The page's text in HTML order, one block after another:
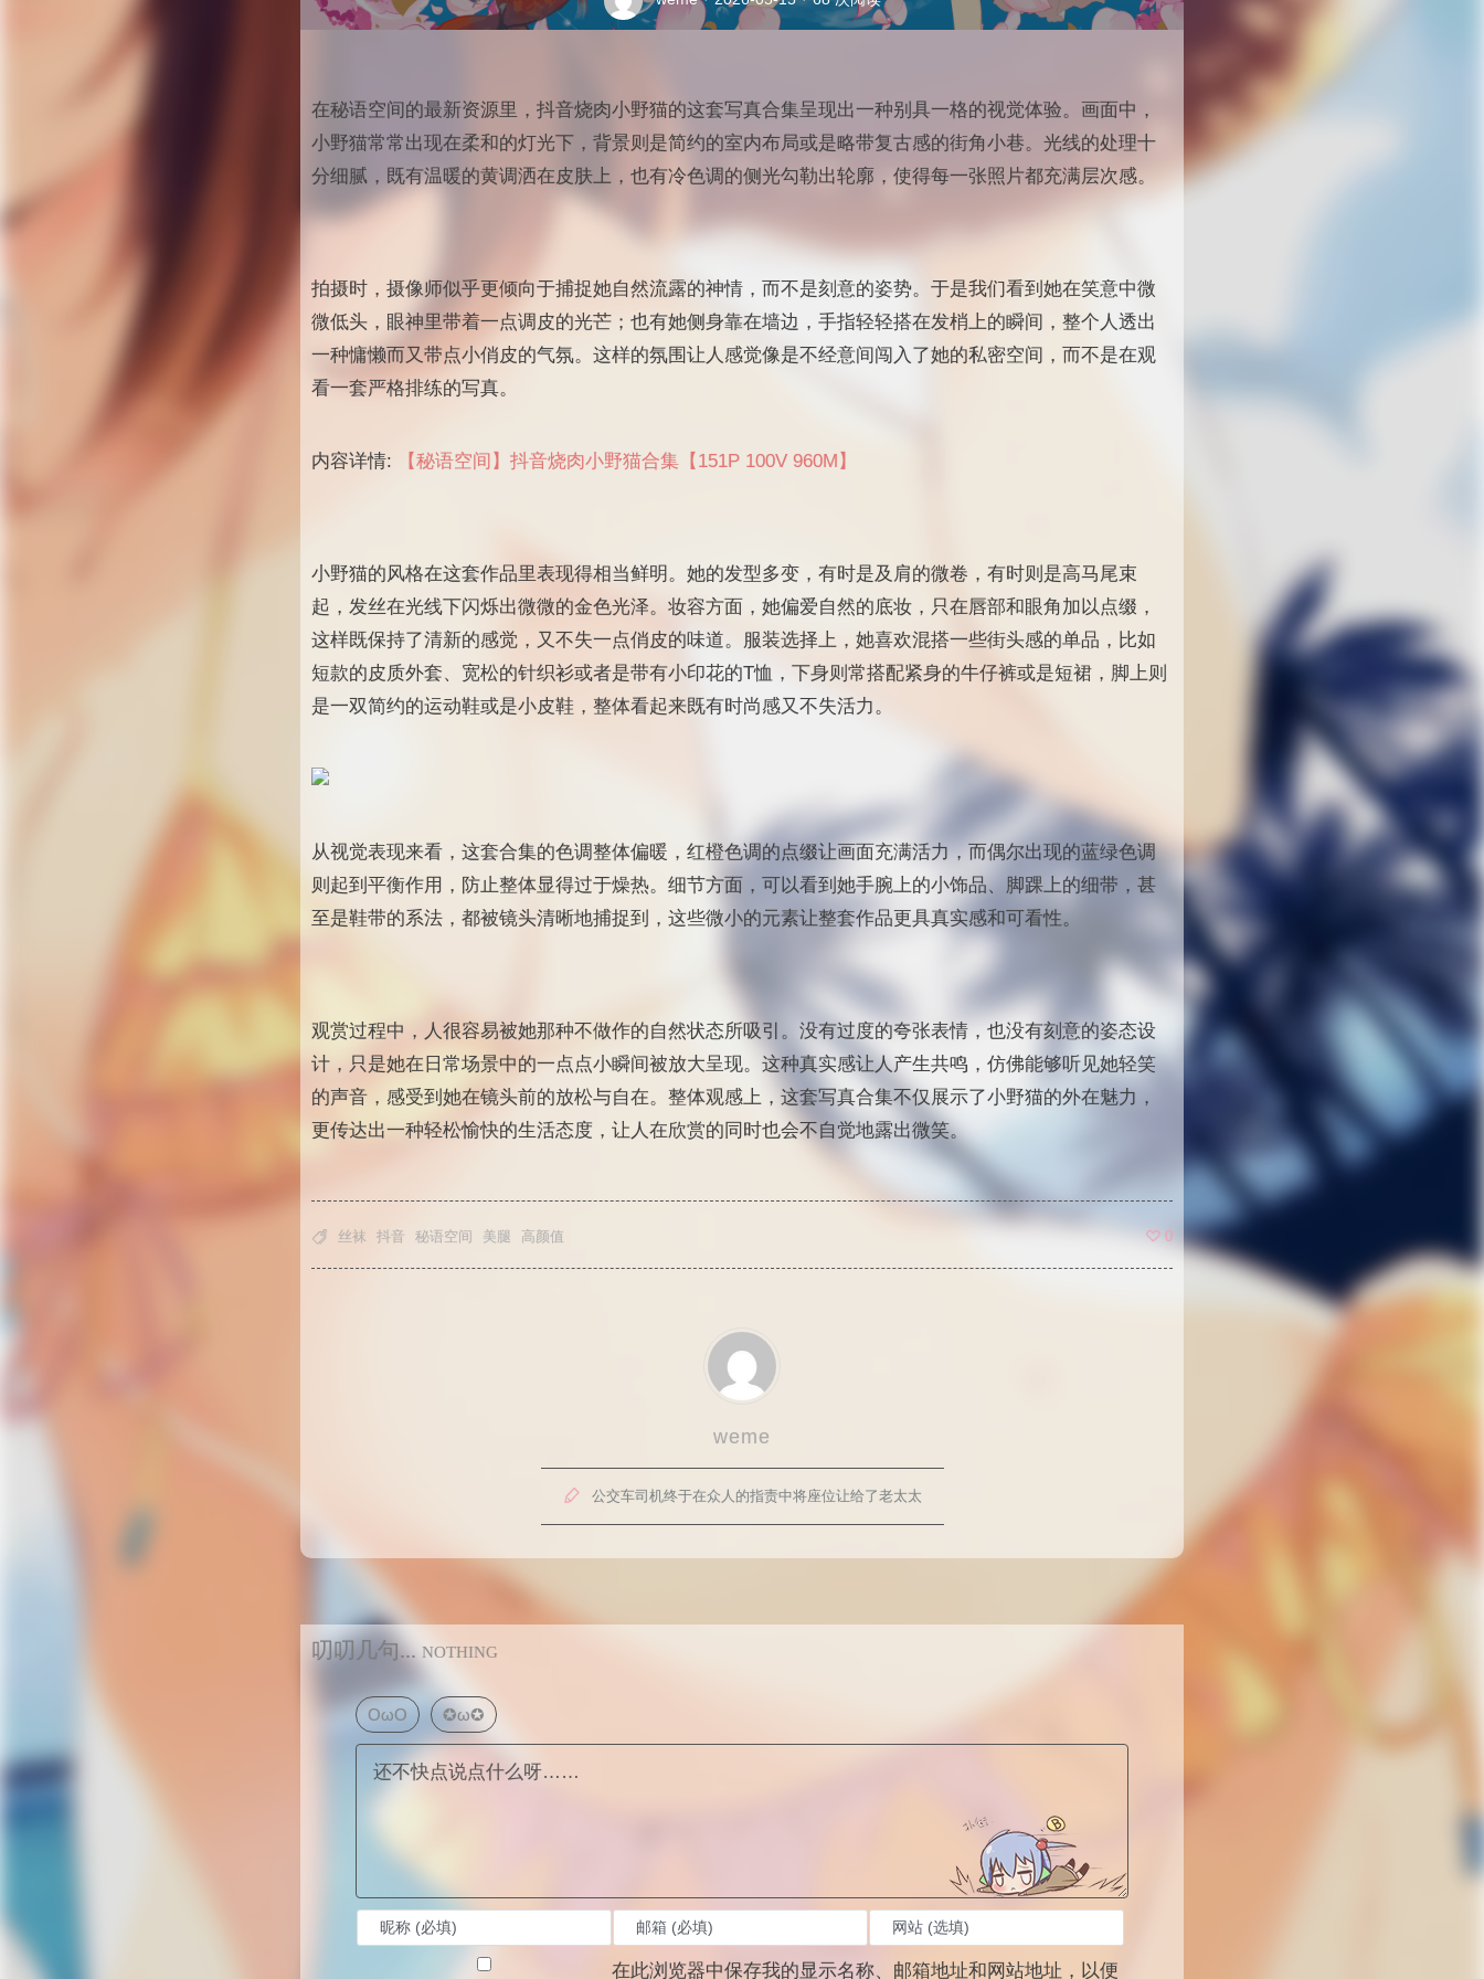
在秘语空间的最新资源里，抖音烧肉小野猫的这套写真合集呈现出一种别具一格的视觉体验。画面中，
小野猫常常出现在柔和的灯光下，背景则是简约的室内布局或是略带复古感的街角小巷。光线的处理十
分细腻，既有温暖的黄调洒在皮肤上，也有冷色调的侧光勾勒出轮廓，使得每一张照片都充满层次感。
拍摄时，摄像师似乎更倾向于捕捉她自然流露的神情，而不是刻意的姿势。于是我们看到她在笑意中微
微低头，眼神里带着一点调皮的光芒；也有她侧身靠在墙边，手指轻轻搭在发梢上的瞬间，整个人透出
一种慵懒而又带点小俏皮的气氛。这样的氛围让人感觉像是不经意间闯入了她的私密空间，而不是在观
看一套严格排练的写真。
内容详情: 【秘语空间】抖音烧肉小野猫合集【151P 100V 960M】
小野猫的风格在这套作品里表现得相当鲜明。她的发型多变，有时是及肩的微卷，有时则是高马尾束
起，发丝在光线下闪烁出微微的金色光泽。妆容方面，她偏爱自然的底妆，只在唇部和眼角加以点缀，
这样既保持了清新的感觉，又不失一点俏皮的味道。服装选择上，她喜欢混搭一些街头感的单品，比如
短款的皮质外套、宽松的针织衫或者是带有小印花的T恤，下身则常搭配紧身的牛仔裤或是短裙，脚上则
是一双简约的运动鞋或是小皮鞋，整体看起来既有时尚感又不失活力。
从视觉表现来看，这套合集的色调整体偏暖，红橙色调的点缀让画面充满活力，而偶尔出现的蓝绿色调
则起到平衡作用，防止整体显得过于燥热。细节方面，可以看到她手腕上的小饰品、脚踝上的细带，甚
至是鞋带的系法，都被镜头清晰地捕捉到，这些微小的元素让整套作品更具真实感和可看性。
观赏过程中，人很容易被她那种不做作的自然状态所吸引。没有过度的夸张表情，也没有刻意的姿态设
计，只是她在日常场景中的一点点小瞬间被放大呈现。这种真实感让人产生共鸣，仿佛能够听见她轻笑
的声音，感受到她在镜头前的放松与自在。整体观感上，这套写真合集不仅展示了小野猫的外在魅力，
更传达出一种轻松愉快的生活态度，让人在欣赏的同时也会不自觉地露出微笑。
 丝袜 抖音 秘语空间 美腿 高颜值  0
weme
 公交车司机终于在众人的指责中将座位让给了老太太
叨叨几句... NOTHING
OωO ✪ω✪
在此浏览器中保存我的显示名称、邮箱地址和网站地址，以便